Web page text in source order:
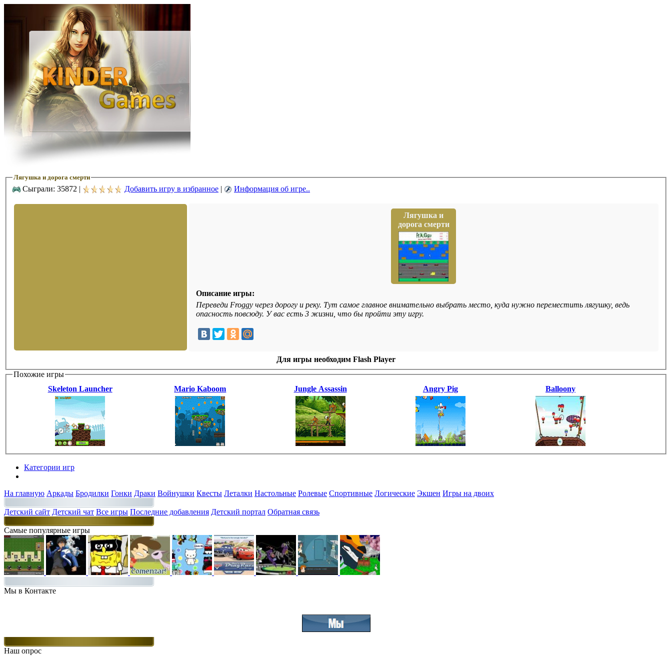
Лягушка и дорога смерти
Сыграли: 35872 | Добавить игру в избранное | Информация об игре..
Лягушка и
дорога смерти
Описание игры:
Переведи Froggy через дорогу и реку. Тут самое главное внимательно выбрать место, куда нужно переместить лягушку, ведь
опасность повсюду. У вас есть 3 жизни, что бы пройти эту игру.
Для игры необходим Flash Player
Похожие игры
Skeleton Launcher
Mario Kaboom Jungle Assassin Angry Pig Balloony
Категории игр
На главную Аркады Бродилки Гонки Драки Войнушки Квесты Леталки Настольные Ролевые Спортивные Логические Экшен Игры на двоих
Детский сайт Детский чат Все игры Последние добавления Детский портал Обратная связь
Самые популярные игры
Мы в Контакте
Наш опрос